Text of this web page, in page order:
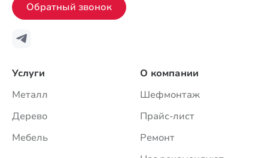
Услуги
Металл
Дерево
Мебель
О компании
Шефмонтаж
Прайс-лист
Ремонт
Обратный звонок